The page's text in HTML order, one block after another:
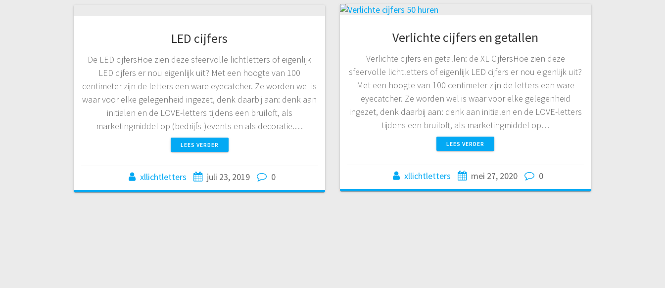
Verlichte cijfers en getallen
Verlichte cijfers en getallen: de XL CijfersHoe zien deze
sfeervolle lichtletters of eigenlijk LED cijfers er nou eigenlijk uit?
Met een hoogte van 100 centimeter zijn de letters een ware
eyecatcher. Ze worden wel is waar voor elke gelegenheid
ingezet, denk daarbij aan: denk aan initialen en de LOVE-letters
tijdens een bruiloft, als marketingmiddel op…
LEES VERDER
xllichtletters mei 27, 2020 0
LED cijfers
De LED cijfersHoe zien deze sfeervolle lichtletters of eigenlijk
LED cijfers er nou eigenlijk uit? Met een hoogte van 100
centimeter zijn de letters een ware eyecatcher. Ze worden wel is
waar voor elke gelegenheid ingezet, denk daarbij aan: denk aan
initialen en de LOVE-letters tijdens een bruiloft, als
marketingmiddel op (bedrijfs-)events en als decoratie.…
LEES VERDER
xllichtletters juli 23, 2019 0